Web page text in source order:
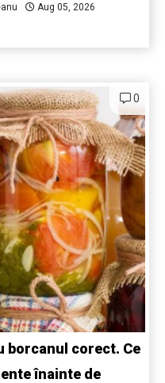
Aug 05, 2026
0
borcanul corect. Ce
înainte de